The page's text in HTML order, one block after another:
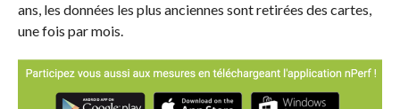
ans, les données les plus anciennes sont retirées des cartes,
une fois par mois.